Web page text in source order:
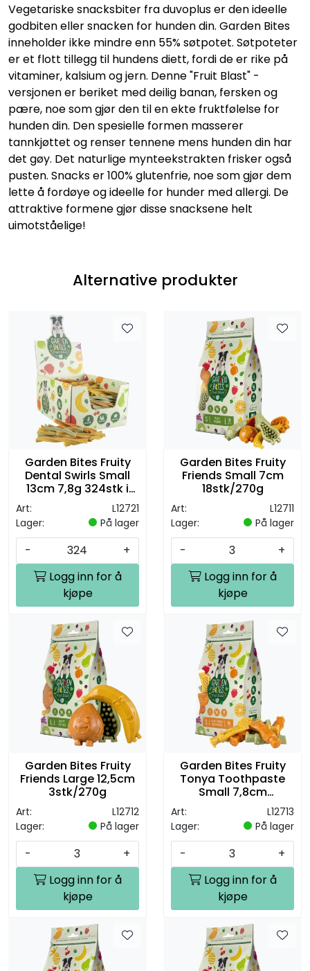
Vegetariske snacksbiter fra duvoplus er den ideelle
godbiten eller snacken for hunden din. Garden Bites
inneholder ikke mindre enn 55% søtpotet. Søtpoteter
er et flott tillegg til hundens diett, fordi de er rike på
vitaminer, kalsium og jern. Denne "Fruit Blast" -
versjonen er beriket med deilig banan, fersken og
pære, noe som gjør den til en ekte fruktfølelse for
hunden din. Den spesielle formen masserer
tannkjøttet og renser tennene mens hunden din har
det gøy. Det naturlige mynteekstrakten frisker også
pusten. Snacks er 100% glutenfrie, noe som gjør dem
lette å fordøye og ideelle for hunder med allergi. De
attraktive formene gjør disse snacksene helt
uimotståelige!
Alternative produkter
Garden Bites Fruity
Dental Swirls Small
13cm 7,8g 324stk i
Art:
L12721
Lager:
På lager
-
+
Logg inn for å
kjøpe
Garden Bites Fruity
Friends Small 7cm
18stk/270g
Art:
L12711
Lager:
På lager
-
+
Logg inn for å
kjøpe
Garden Bites Fruity
Friends Large 12,5cm
3stk/270g
Art:
L12712
Lager:
På lager
-
+
Logg inn for å
kjøpe
Garden Bites Fruity
Tonya Toothpaste
Small 7,8cm
Art:
L12713
Lager:
På lager
-
+
Logg inn for å
kjøpe